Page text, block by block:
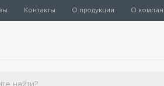
Контакты О продукции О